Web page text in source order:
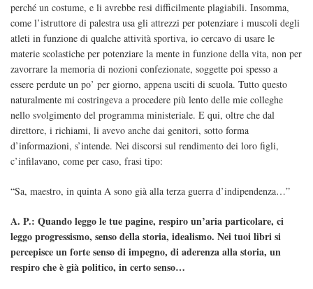
perché un costume, e li avrebbe resi difficilmente plagiabili. Insomma,
come l’istruttore di palestra usa gli attrezzi per potenziare i muscoli degli
atleti in funzione di qualche attività sportiva, io cercavo di usare le
materie scolastiche per potenziare la mente in funzione della vita, non per
zavorrare la memoria di nozioni confezionate, soggette poi spesso a
essere perdute un po’ per giorno, appena usciti di scuola. Tutto questo
naturalmente mi costringeva a procedere più lento delle mie colleghe
nello svolgimento del programma ministeriale. E qui, oltre che dal
direttore, i richiami, li avevo anche dai genitori, sotto forma
d’informazioni, s’intende. Nei discorsi sul rendimento dei loro figli,
c’infilavano, come per caso, frasi tipo:
“Sa, maestro, in quinta A sono già alla terza guerra d’indipendenza…”
A. P.: Quando leggo le tue pagine, respiro un’aria particolare, ci
leggo progressismo, senso della storia, idealismo. Nei tuoi libri si
percepisce un forte senso di impegno, di aderenza alla storia, un
respiro che è già politico, in certo senso…